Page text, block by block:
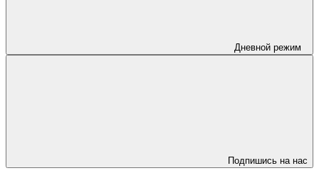
Дневной режим
Подпишись на нас